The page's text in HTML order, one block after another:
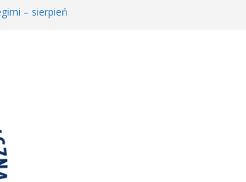
– sierpień